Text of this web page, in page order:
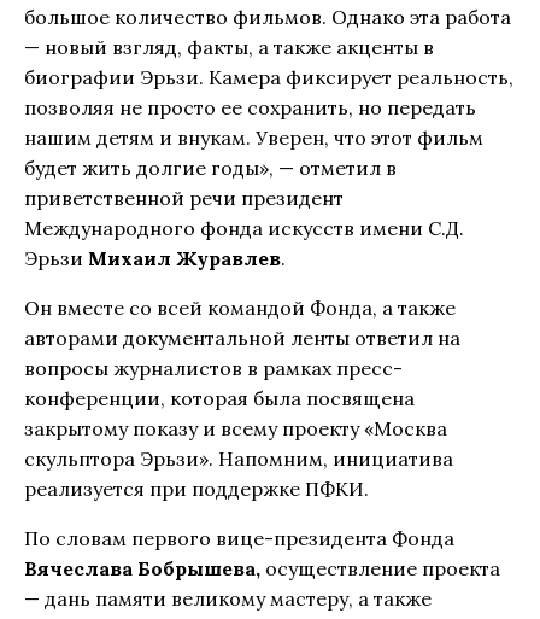
большое количество фильмов. Однако эта работа
— новый взгляд, факты, а также акценты в
биографии Эрьзи. Камера фиксирует реальность,
позволяя не просто ее сохранить, но передать
нашим детям и внукам. Уверен, что этот фильм
будет жить долгие годы», — отметил в
приветственной речи президент
Международного фонда искусств имени С.Д.
Эрьзи Михаил Журавлев.
Он вместе со всей командой Фонда, а также
авторами документальной ленты ответил на
вопросы журналистов в рамках пресс-
конференции, которая была посвящена
закрытому показу и всему проекту «Москва
скульптора Эрьзи». Напомним, инициатива
реализуется при поддержке ПФКИ.
По словам первого вице-президента Фонда
Вячеслава Бобрышева, осуществление проекта
— дань памяти великому мастеру, а также